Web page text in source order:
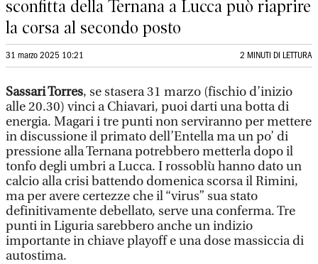
sconfitta della Ternana a Lucca può riaprire
la corsa al secondo posto
31 marzo 2025 10:21 2 MINUTI DI LETTURA
Sassari Torres, se stasera 31 marzo (fischio d’inizio
alle 20.30) vinci a Chiavari, puoi darti una botta di
energia. Magari i tre punti non serviranno per mettere
in discussione il primato dell’Entella ma un po’ di
pressione alla Ternana potrebbero metterla dopo il
tonfo degli umbri a Lucca. I rossoblù hanno dato un
calcio alla crisi battendo domenica scorsa il Rimini,
ma per avere certezze che il “virus” sua stato
definitivamente debellato, serve una conferma. Tre
punti in Liguria sarebbero anche un indizio
importante in chiave playoff e una dose massiccia di
autostima.